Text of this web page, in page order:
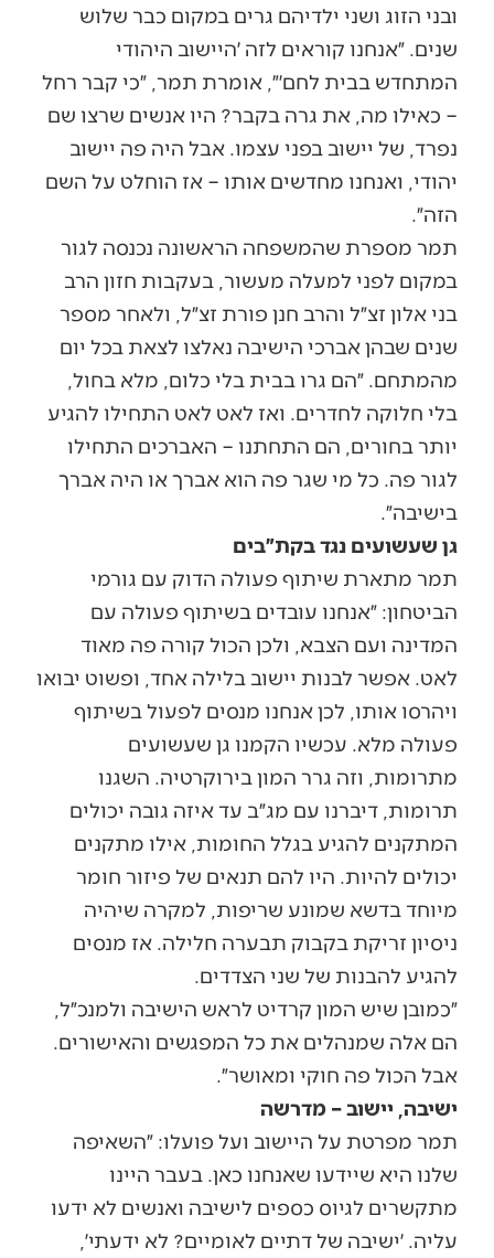
ובני הזוג ושני ילדיהם גרים במקום כבר שלוש
שנים. ״אנחנו קוראים לזה ׳היישוב היהודי
המתחדש בבית לחם׳״, אומרת תמר, ״כי קבר רחל
– כאילו מה, את גרה בקבר? היו אנשים שרצו שם
נפרד, של יישוב בפני עצמו. אבל היה פה יישוב
יהודי, ואנחנו מחדשים אותו – אז הוחלט על השם
הזה״.
תמר מספרת שהמשפחה הראשונה נכנסה לגור
במקום לפני למעלה מעשור, בעקבות חזון הרב
בני אלון זצ״ל והרב חנן פורת זצ״ל, ולאחר מספר
שנים שבהן אברכי הישיבה נאלצו לצאת בכל יום
מהמתחם. ״הם גרו בבית בלי כלום, מלא בחול,
בלי חלוקה לחדרים. ואז לאט לאט התחילו להגיע
יותר בחורים, הם התחתנו – האברכים התחילו
לגור פה. כל מי שגר פה הוא אברך או היה אברך
בישיבה״.
גן שעשועים נגד בקת״בים
תמר מתארת שיתוף פעולה הדוק עם גורמי
הביטחון: ״אנחנו עובדים בשיתוף פעולה עם
המדינה ועם הצבא, ולכן הכול קורה פה מאוד
לאט. אפשר לבנות יישוב בלילה אחד, ופשוט יבואו
ויהרסו אותו, לכן אנחנו מנסים לפעול בשיתוף
פעולה מלא. עכשיו הקמנו גן שעשועים
מתרומות, וזה גרר המון בירוקרטיה. השגנו
תרומות, דיברנו עם מג״ב עד איזה גובה יכולים
המתקנים להגיע בגלל החומות, אילו מתקנים
יכולים להיות. היו להם תנאים של פיזור חומר
מיוחד בדשא שמונע שריפות, למקרה שיהיה
ניסיון זריקת בקבוק תבערה חלילה. אז מנסים
להגיע להבנות של שני הצדדים.
״כמובן שיש המון קרדיט לראש הישיבה ולמנכ״ל,
הם אלה שמנהלים את כל המפגשים והאישורים.
אבל הכול פה חוקי ומאושר״.
ישיבה, יישוב – מדרשה
תמר מפרטת על היישוב ועל פועלו: ״השאיפה
שלנו היא שיידעו שאנחנו כאן. בעבר היינו
מתקשרים לגיוס כספים לישיבה ואנשים לא ידעו
עליה. ׳ישיבה של דתיים לאומיים? לא ידעתי׳,